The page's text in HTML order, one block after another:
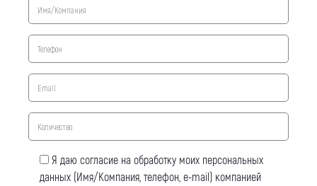
Я даю согласие на обработку моих персональных
данных (Имя/Компания, телефон, e-mail) компанией